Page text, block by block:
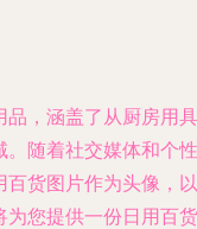
品，涵盖了从厨房用具
。随着社交媒体和个性
百货图片作为头像，以
为您提供一份日用百货